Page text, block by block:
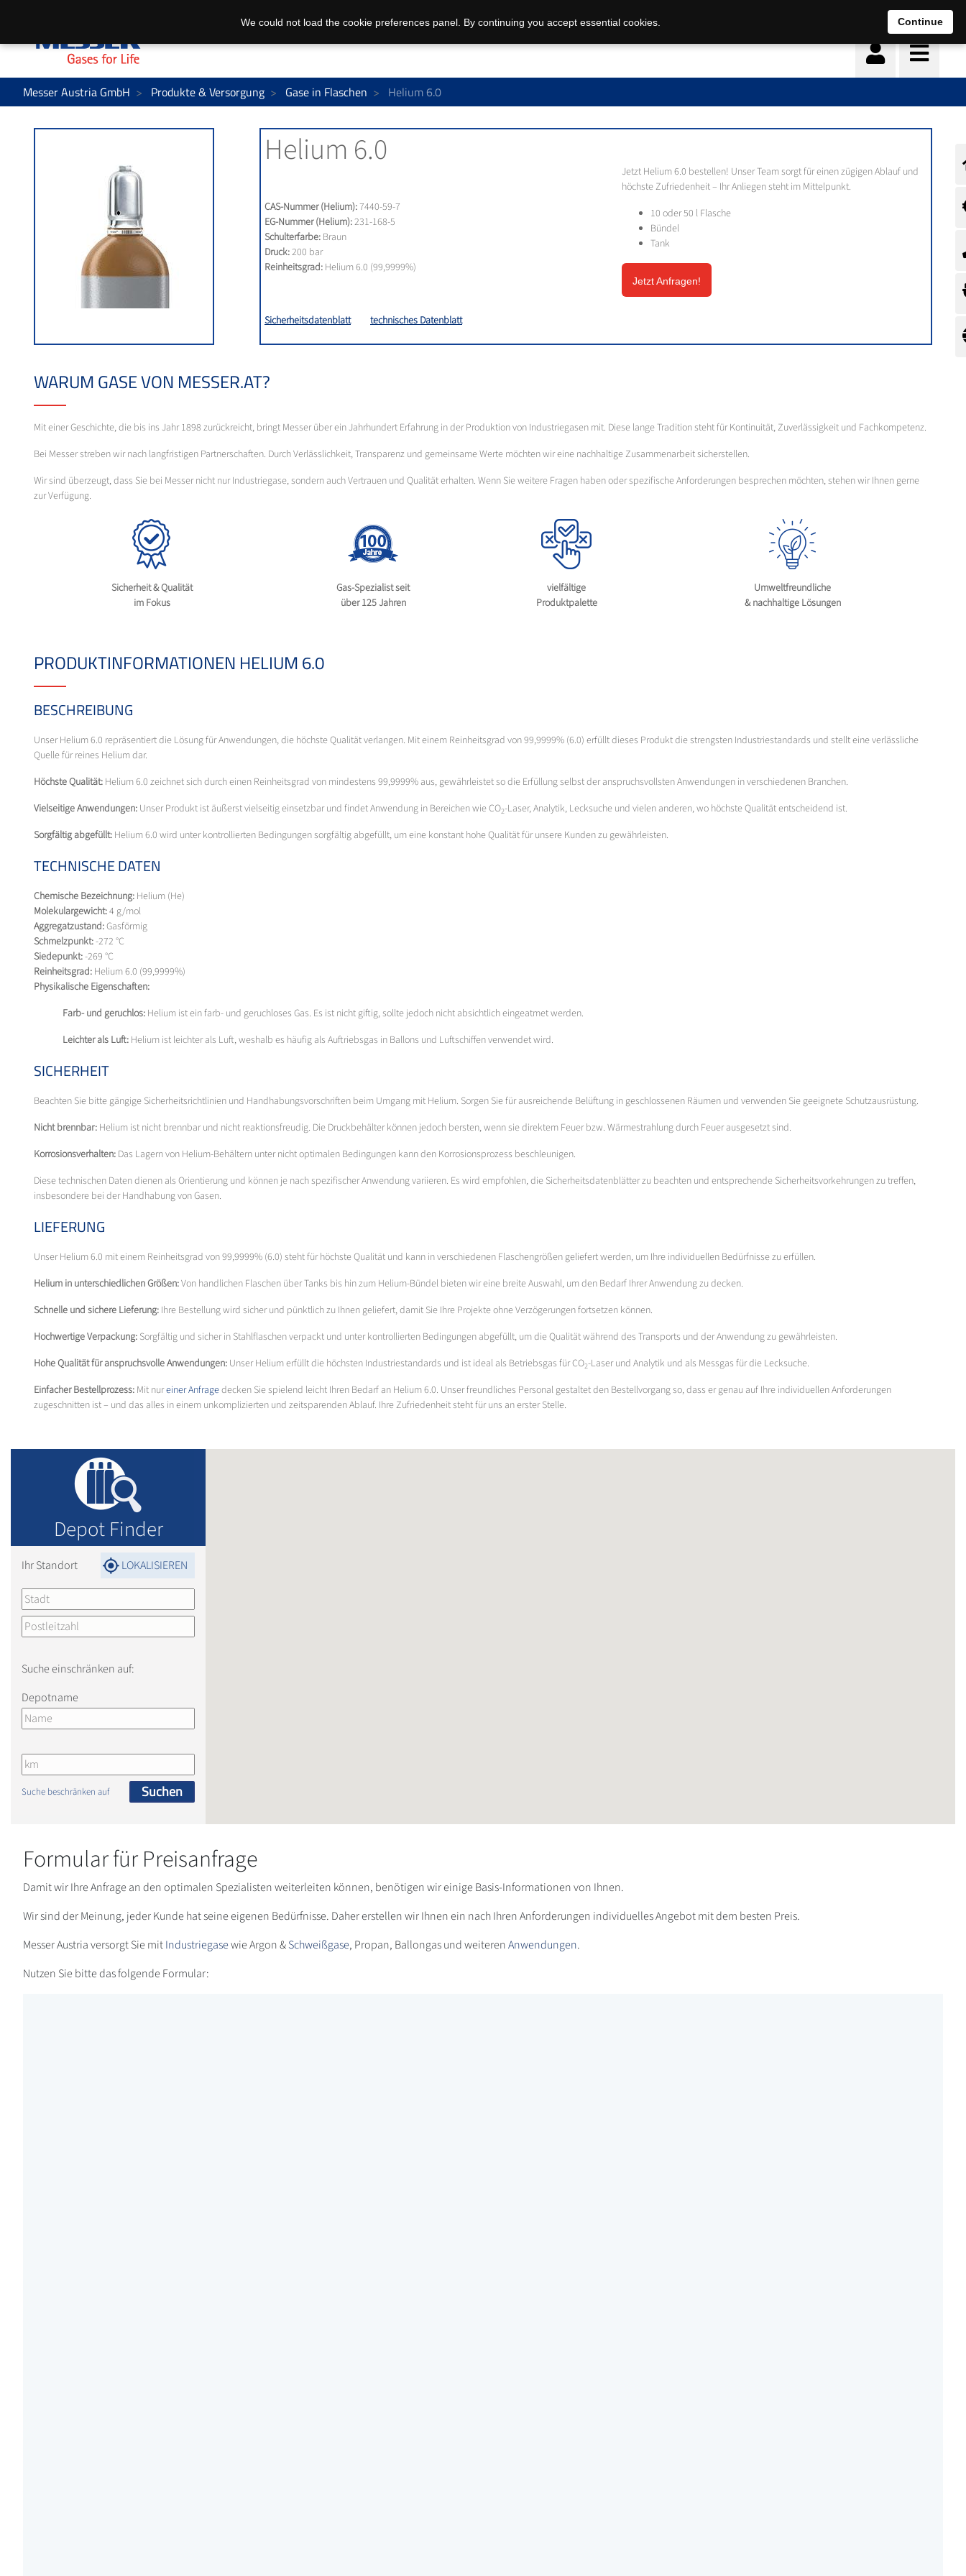
Messer Austria GmbH Produkte & Versorgung Gase in Flaschen Helium 6.0
Helium 6.0
CAS-Nummer (Helium):7440-59-7
EG-Nummer (Helium):231-168-5
Schulterfarbe: Braun
Druck:200 bar
Reinheitsgrad: Helium 6.0 (99,9999%)
Sicherheitsdatenblatt technisches Datenblatt
Jetzt Helium 6.0 bestellen! Unser Team sorgt für einen zügigen Ablauf und
höchste Zufriedenheit – Ihr Anliegen steht im Mittelpunkt.
10 oder 50 l Flasche
Bündel
Tank
Jetzt Anfragen!
WARUM GASE VON MESSER.AT?
Mit einer Geschichte, die bis ins Jahr 1898 zurückreicht, bringt Messer über ein Jahrhundert Erfahrung in der Produktion von Industriegasen mit. Diese lange Tradition steht für Kontinuität, Zuverlässigkeit und Fachkompetenz.
Bei Messer streben wir nach langfristigen Partnerschaften. Durch Verlässlichkeit, Transparenz und gemeinsame Werte möchten wir eine nachhaltige Zusammenarbeit sicherstellen.
Wir sind überzeugt, dass Sie bei Messer nicht nur Industriegase, sondern auch Vertrauen und Qualität erhalten. Wenn Sie weitere Fragen haben oder spezifische Anforderungen besprechen möchten, stehen wir Ihnen gerne
zur Verfügung.
Sicherheit & Qualität
im Fokus
Gas-Spezialist seit
über 125 Jahren
vielfältige
Produktpalette
Umweltfreundliche
& nachhaltige Lösungen
PRODUKTINFORMATIONEN HELIUM 6.0
BESCHREIBUNG
Unser Helium 6.0 repräsentiert die Lösung für Anwendungen, die höchste Qualität verlangen. Mit einem Reinheitsgrad von 99,9999% (6.0) erfüllt dieses Produkt die strengsten Industriestandards und stellt eine verlässliche
Quelle für reines Helium dar.
Höchste Qualität: Helium 6.0 zeichnet sich durch einen Reinheitsgrad von mindestens 99,9999% aus, gewährleistet so die Erfüllung selbst der anspruchsvollsten Anwendungen in verschiedenen Branchen.
Vielseitige Anwendungen: Unser Produkt ist äußerst vielseitig einsetzbar und findet Anwendung in Bereichen wie CO2-Laser, Analytik, Lecksuche und vielen anderen, wo höchste Qualität entscheidend ist.
Sorgfältig abgefüllt: Helium 6.0 wird unter kontrollierten Bedingungen sorgfältig abgefüllt, um eine konstant hohe Qualität für unsere Kunden zu gewährleisten.
TECHNISCHE DATEN
Chemische Bezeichnung: Helium (He)
Molekulargewicht:4 g/mol
Aggregatzustand:Gasförmig
Schmelzpunkt:-272 °C
Siedepunkt:-269 °C
Reinheitsgrad: Helium 6.0 (99,9999%)
Physikalische Eigenschaften:
Farb- und geruchlos: Helium ist ein farb- und geruchloses Gas. Es ist nicht giftig, sollte jedoch nicht absichtlich eingeatmet werden.
Leichter als Luft: Helium ist leichter als Luft, weshalb es häufig als Auftriebsgas in Ballons und Luftschiffen verwendet wird.
SICHERHEIT
Beachten Sie bitte gängige Sicherheitsrichtlinien und Handhabungsvorschriften beim Umgang mit Helium. Sorgen Sie für ausreichende Belüftung in geschlossenen Räumen und verwenden Sie geeignete Schutzausrüstung.
Nicht brennbar: Helium ist nicht brennbar und nicht reaktionsfreudig. Die Druckbehälter können jedoch bersten, wenn sie direktem Feuer bzw. Wärmestrahlung durch Feuer ausgesetzt sind.
Korrosionsverhalten: Das Lagern von Helium-Behältern unter nicht optimalen Bedingungen kann den Korrosionsprozess beschleunigen.
Diese technischen Daten dienen als Orientierung und können je nach spezifischer Anwendung variieren. Es wird empfohlen, die Sicherheitsdatenblätter zu beachten und entsprechende Sicherheitsvorkehrungen zu treffen,
insbesondere bei der Handhabung von Gasen.
LIEFERUNG
Unser Helium 6.0 mit einem Reinheitsgrad von 99,9999% (6.0) steht für höchste Qualität und kann in verschiedenen Flaschengrößen geliefert werden, um Ihre individuellen Bedürfnisse zu erfüllen.
Helium in unterschiedlichen Größen:Von handlichen Flaschen über Tanks bis hin zum Helium-Bündel bieten wir eine breite Auswahl, um den Bedarf Ihrer Anwendung zu decken.
Schnelle und sichere Lieferung: Ihre Bestellung wird sicher und pünktlich zu Ihnen geliefert, damit Sie Ihre Projekte ohne Verzögerungen fortsetzen können.
Hochwertige Verpackung: Sorgfältig und sicher in Stahlflaschen verpackt und unter kontrollierten Bedingungen abgefüllt, um die Qualität während des Transports und der Anwendung zu gewährleisten.
Hohe Qualität für anspruchsvolle Anwendungen: Unser Helium erfüllt die höchsten Industriestandards und ist ideal als Betriebsgas für CO2-Laser und Analytik und als Messgas für die Lecksuche.
Einfacher Bestellprozess: Mit nureiner Anfragedecken Sie spielend leicht Ihren Bedarf an Helium 6.0. Unser freundliches Personal gestaltet den Bestellvorgang so, dass er genau auf Ihre individuellen Anforderungen
zugeschnitten ist – und das alles in einem unkomplizierten und zeitsparenden Ablauf. Ihre Zufriedenheit steht für uns an erster Stelle.
Depot Finder
Ihr Standort LOKALISIEREN
Suche einschränken auf:
Depotname
Suche beschränken auf Suchen
Formular für Preisanfrage
Damit wir Ihre Anfrage an den optimalen Spezialisten weiterleiten können, benötigen wir einige Basis-Informationen von Ihnen.
Wir sind der Meinung, jeder Kunde hat seine eigenen Bedürfnisse. Daher erstellen wir Ihnen ein nach Ihren Anforderungen individuelles Angebot mit dem besten Preis.
Messer Austria versorgt Sie mitIndustriegasewie Argon &Schweißgase, Propan, Ballongas und weiterenAnwendungen.
Nutzen Sie bitte das folgende Formular:
We could not load the cookie preferences panel. By continuing you accept essential cookies. Continue